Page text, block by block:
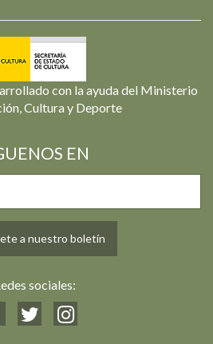
con la ayuda del Ministerio
Cultura y Deporte
EN
a nuestro boletín
sociales: